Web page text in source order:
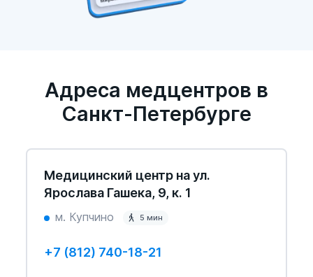
Адреса медцентров в
Санкт-Петербурге
Медицинский центр на ул.
Ярослава Гашека, 9, к. 1
м. Купчино 5 мин
+7 (812) 740-18-21